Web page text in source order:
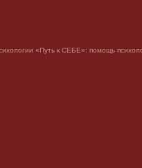
«Путь к СЕБЕ»: помощь